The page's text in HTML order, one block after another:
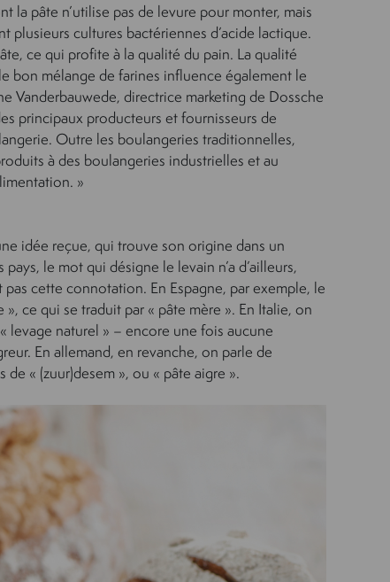
la pâte n’utilise pas de levure pour monter, mais
plusieurs cultures bactériennes d’acide lactique.
ce qui profite à la qualité du pain. La qualité
bon mélange de farines influence également le
Vanderbauwede, directrice marketing de Dossche
principaux producteurs et fournisseurs de
Outre les boulangeries traditionnelles,
à des boulangeries industrielles et au
»
idée reçue, qui trouve son origine dans un
le mot qui désigne le levain n’a d’ailleurs,
cette connotation. En Espagne, par exemple, le
», ce qui se traduit par « pâte mère ». En Italie, on
levage naturel » – encore une fois aucune
En allemand, en revanche, on parle de
« (zuur)desem », ou « pâte aigre ».